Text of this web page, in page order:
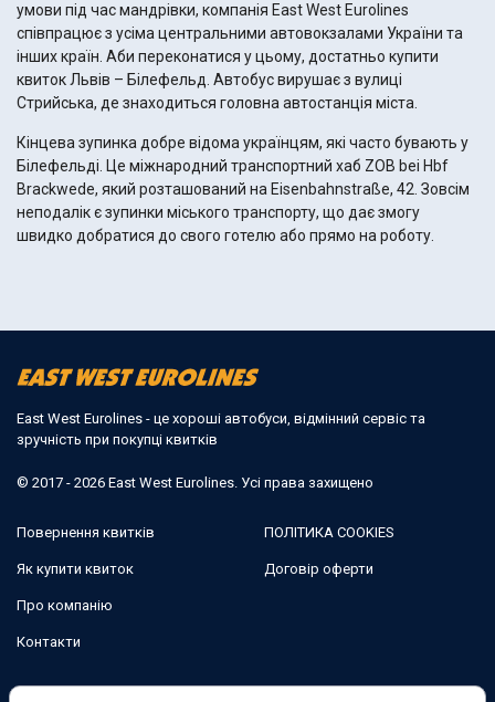
умови під час мандрівки, компанія East West Eurolines
співпрацює з усіма центральними автовокзалами України та
інших країн. Аби переконатися у цьому, достатньо купити
квиток Львів – Білефельд. Автобус вирушає з вулиці
Стрийська, де знаходиться головна автостанція міста.
Кінцева зупинка добре відома українцям, які часто бувають у
Білефельді. Це міжнародний транспортний хаб ZOB bei Hbf
Brackwede, який розташований на Eisenbahnstraße, 42. Зовсім
неподалік є зупинки міського транспорту, що дає змогу
швидко добратися до свого готелю або прямо на роботу.
East West Eurolines - це хороші автобуси, відмінний сервіс та
зручність при покупці квитків
© 2017 - 2026 East West Eurolines. Усі права захищено
Повернення квитків
Як купити квиток
Про компанію
Контакти
ПОЛІТИКА COOKIES
Договір оферти